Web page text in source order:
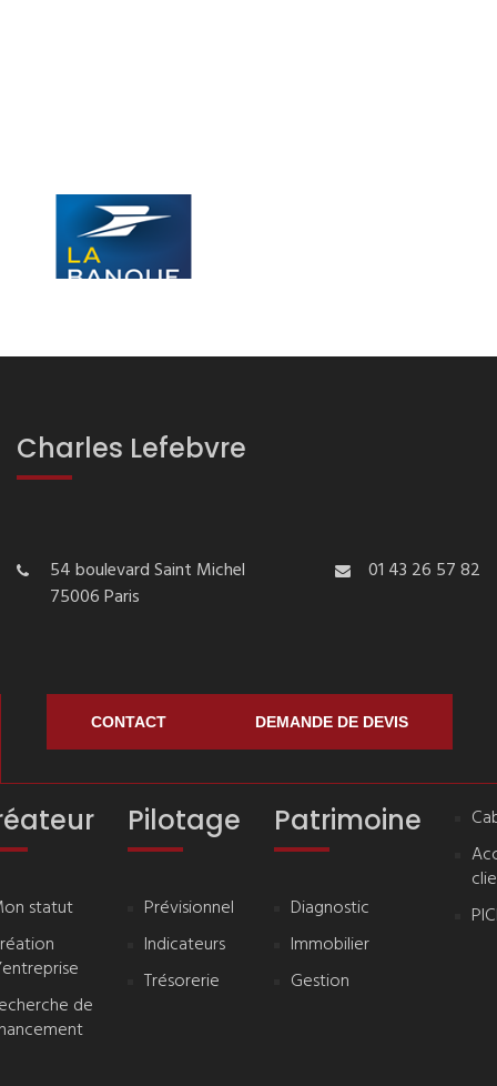
Charles Lefebvre
54 boulevard Saint Michel
75006 Paris
01 43 26 57 82
CONTACT DEMANDE DE DEVIS
statut
de
Pilotage
Prévisionnel
Indicateurs
Trésorerie
Patrimoine
Diagnostic
Immobilier
Gestion